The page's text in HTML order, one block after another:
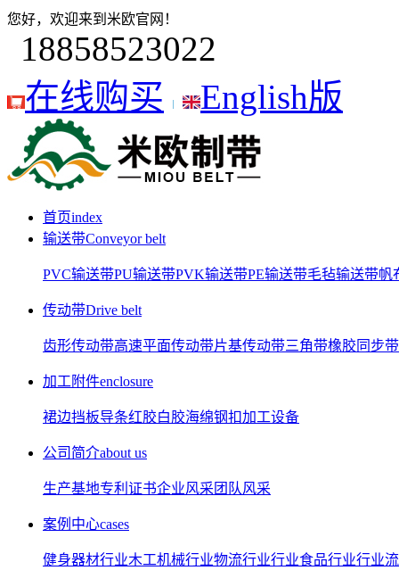
您好，欢迎来到米欧官网！
18858523022
在线购买
English版
首页index
输送带Conveyor belt
PVC输送带PU输送带PVK输送带PE输送带毛毡输送带帆
传动带Drive belt
齿形传动带高速平面传动带片基传动带三角带橡胶同步带
加工附件enclosure
裙边挡板导条红胶白胶海绵钢扣加工设备
公司简介about us
生产基地专利证书企业风采 团队风采
案例中心cases
健身器材行业木工机械行业物流行业行业食品行业行业